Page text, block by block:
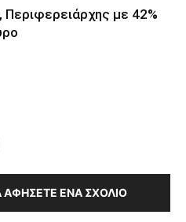
με 42%
ΑΦΉΣΕΤΕ ΈΝΑ ΣΧΌΛΙΟ